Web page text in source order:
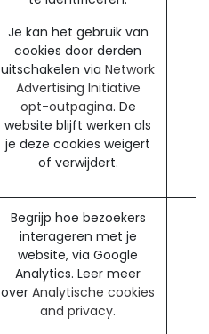
Je kan het gebruik van
cookies door derden
uitschakelen via Network
Advertising Initiative
opt-outpagina. De
website blijft werken als
je deze cookies weigert
of verwijdert.
Begrijp hoe bezoekers
interageren met je
website, via Google
Analytics. Leer meer
over Analytische cookies
and privacy.